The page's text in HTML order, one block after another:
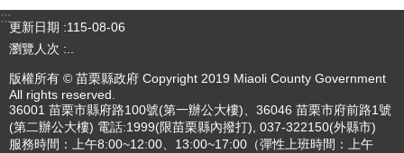
:::
更新日期
115-08-06
瀏覽人次
版權所有 © 苗栗縣政府 Copyright 2019 Miaoli County Government
All rights reserved.
36001 苗栗市縣府路100號(第一辦公大樓)、36046 苗栗市府前路1號
(第二辦公大樓) 電話:1999(限苗栗縣內撥打), 037-322150(外縣市)
服務時間：上午8:00~12:00、13:00~17:00（彈性上班時間：上午